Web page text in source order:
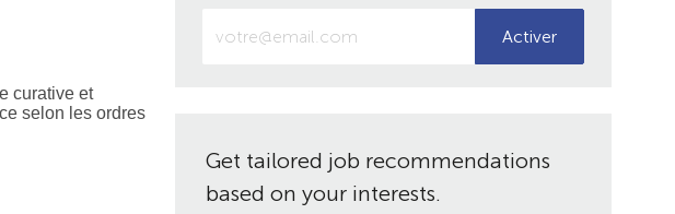
curative et
selon les ordres
votre
(obligatoire)
Activer
Get tailored job recommendations
based on your interests.